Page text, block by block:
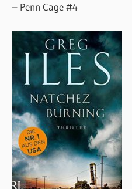
– Penn Cage #4